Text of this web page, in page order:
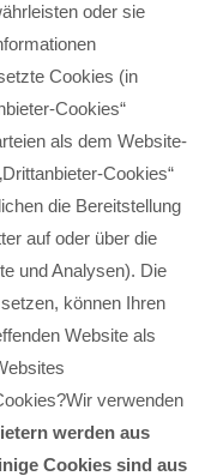
oder sie
Cookies (in
Cookies“
als dem Website-
Cookies“
die Bereitstellung
auf oder über die
und Analysen). Die
können Ihren
Website als
Wir verwenden
werden aus
Cookies sind aus